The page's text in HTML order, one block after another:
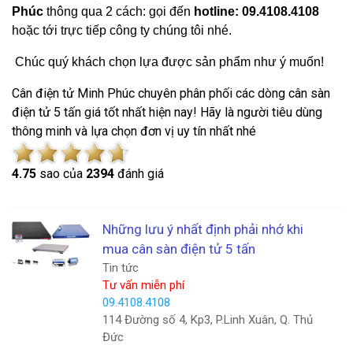
Phúc thông qua 2 cách: gọi đến hotline: 09.4108.4108
hoặc tới trực tiếp công ty chúng tôi nhé.
Chúc quý khách chọn lựa được sản phẩm như ý muốn!
Cân điện tử Minh Phúc chuyên phân phối các dòng cân sàn
điện tử 5 tấn giá tốt nhất hiện nay! Hãy là người tiêu dùng
thông minh và lựa chọn đơn vị uy tín nhất nhé
4.75 sao của 2394 đánh giá
Những lưu ý nhất định phải nhớ khi
mua cân sàn điện tử 5 tấn
Tin tức
Tư vấn miễn phí
09.4108.4108
114 Đường số 4, Kp3, P.Linh Xuân, Q. Thủ
Đức